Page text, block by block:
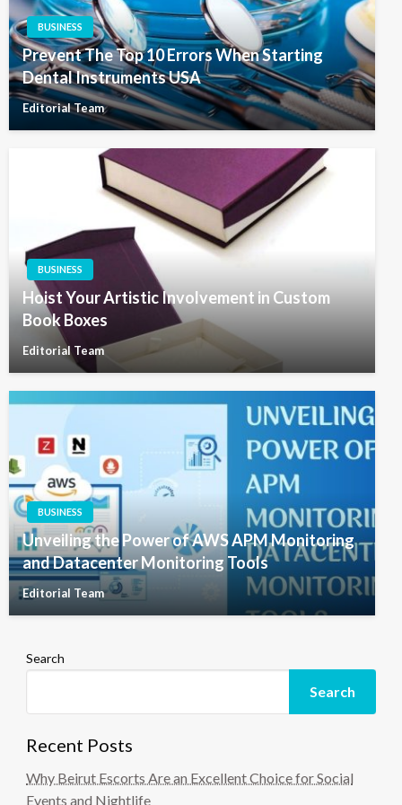
BUSINESS
Prevent The Top 10 Errors When Starting
Dental Instruments USA
Editorial Team
BUSINESS
Hoist Your Artistic Involvement in Custom
Book Boxes
Editorial Team
BUSINESS
Unveiling the Power of AWS APM Monitoring
and Datacenter Monitoring Tools
Editorial Team
Search
Search
Recent Posts
Why Beirut Escorts Are an Excellent Choice for Social
Events and Nightlife